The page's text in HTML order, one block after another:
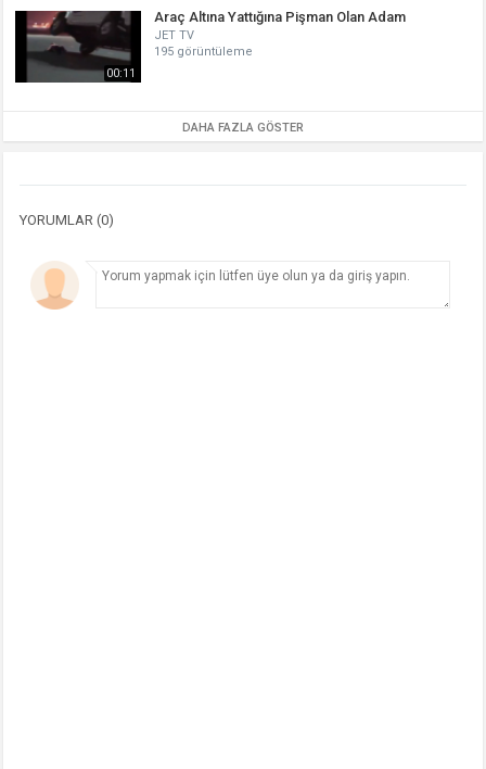
00:11
Araç Altına Yattığına Pişman Olan Adam
JET TV
195 görüntüleme
DAHA FAZLA GÖSTER
YORUMLAR (0)